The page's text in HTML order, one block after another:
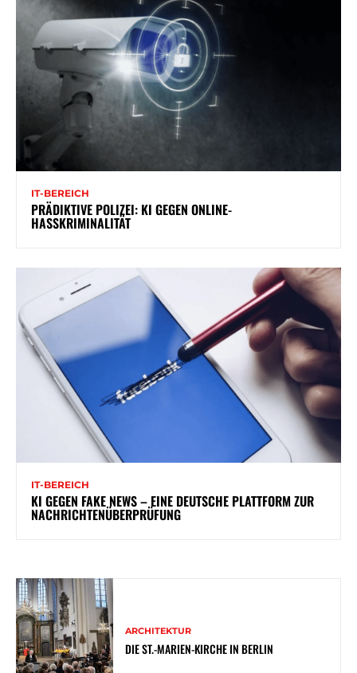
IT-BEREICH
PRÄDIKTIVE POLIZEI: KI GEGEN ONLINE-
HASSKRIMINALITÄT
IT-BEREICH
KI GEGEN FAKE NEWS – EINE DEUTSCHE PLATTFORM ZUR
NACHRICHTENÜBERPRÜFUNG
ARCHITEKTUR
DIE ST.-MARIEN-KIRCHE IN BERLIN